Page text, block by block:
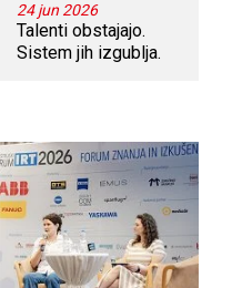
24 jun 2026
Talenti obstajajo.
Sistem jih izgublja.